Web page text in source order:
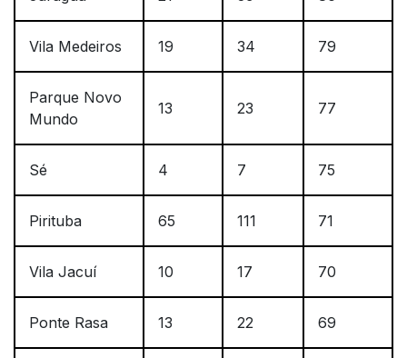
Vila Medeiros 19 34 79
Parque Novo
Mundo
13 23 77
Sé 4 7 75
Pirituba 65 111 71
Vila Jacuí 10 17 70
Ponte Rasa 13 22 69